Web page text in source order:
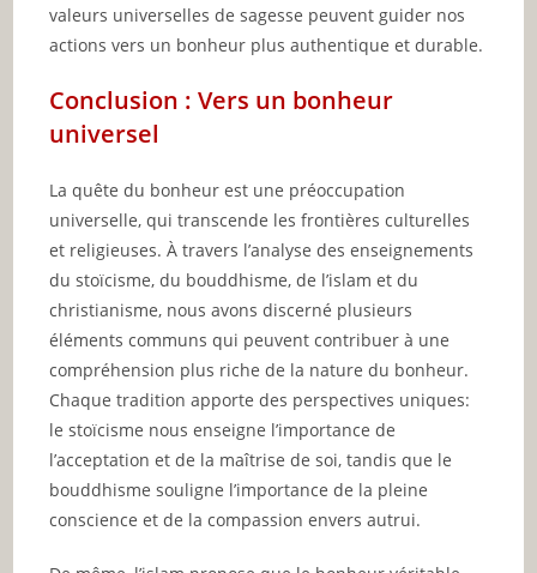
valeurs universelles de sagesse peuvent guider nos
actions vers un bonheur plus authentique et durable.
Conclusion : Vers un bonheur
universel
La quête du bonheur est une préoccupation
universelle, qui transcende les frontières culturelles
et religieuses. À travers l’analyse des enseignements
du stoïcisme, du bouddhisme, de l’islam et du
christianisme, nous avons discerné plusieurs
éléments communs qui peuvent contribuer à une
compréhension plus riche de la nature du bonheur.
Chaque tradition apporte des perspectives uniques:
le stoïcisme nous enseigne l’importance de
l’acceptation et de la maîtrise de soi, tandis que le
bouddhisme souligne l’importance de la pleine
conscience et de la compassion envers autrui.